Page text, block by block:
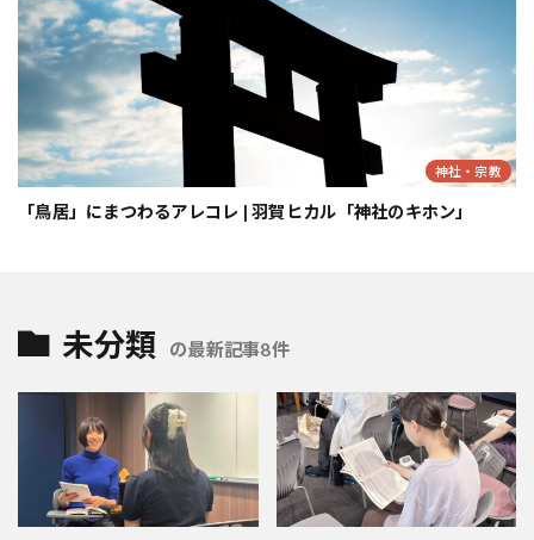
神社・宗教
「鳥居」にまつわるアレコレ | 羽賀ヒカル「神社のキホン」
未分類 の最新記事8件